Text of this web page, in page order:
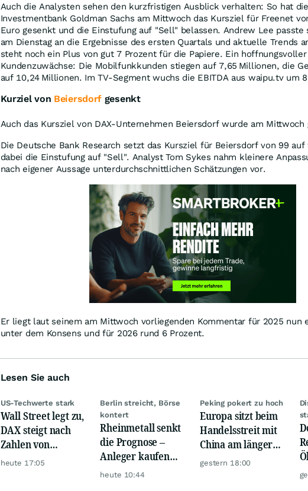
Auch die Analysten sehen den kurzfristigen Ausblick verhalten: So hat
Investmentbank Goldman Sachs am Mittwoch das Kursziel für Freenet
Euro gesenkt und die Einstufung auf "Sell" belassen. Andrew Lee passte
am Dienstag an die Ergebnisse des ersten Quartals und aktuelle Trends
steht noch ein Plus von gut 7 Prozent für die Papiere. Ein
Kundenzuwächse: Die Mobilfunkkunden stiegen auf 7,65 Millionen, die
auf 10,24 Millionen. Im TV-Segment wuchs die EBITDA aus waipu.tv um
Kurziel von Beiersdorf gesenkt
Auch das Kursziel von DAX-Unternehmen Beiersdorf wurde am Mittwoch
Die Deutsche Bank Research setzt das Kursziel für Beiersdorf von 99
dabei die Einstufung auf "Sell". Analyst Tom Sykes nahm kleinere
nach eigener Aussage unterdurchschnittlichen Schätzungen vor.
Er liegt laut seinem am Mittwoch vorliegenden Kommentar für 2025 nun
unter dem Konsens und für 2026 rund 6 Prozent.
Lesen Sie auch
US-Techwerte stark
Wall Street legt zu,
DAX steigt nach
Zahlen von
Telekom, Henkel
heute 17:05
Berlin streicht, Börse
kontert
Rheinmetall senkt
die Prognose –
Anleger kaufen
den Schock weg
heute 10:44
Peking pokert zu hoch
Europa sitzt beim
Handelsstreit mit
China am längeren
Hebel
gestern 18:00